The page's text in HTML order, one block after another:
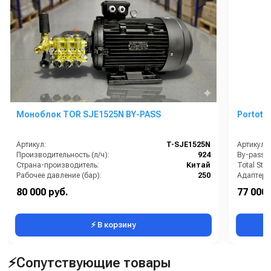
Моноблок TOR SJE1525N BY-PASS
Артикул:
T-SJE1525N
Производительность (л/ч):
924
Страна-производитель:
Китай
Рабочее давление (бар):
250
Мощность (кВт):
Электропитание (В):
80 000 руб.
⚡ В корзину
Артикул:
By-pass:
Total
Бренд:
77 000
⚡Сопутствующие товары